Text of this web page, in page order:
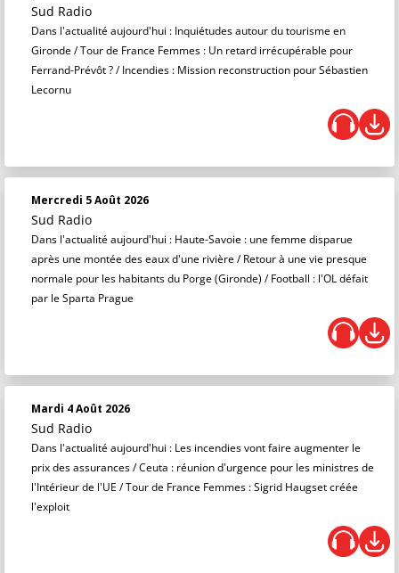
Sud Radio
Dans l'actualité aujourd'hui : Inquiétudes autour du tourisme en
Gironde / Tour de France Femmes : Un retard irrécupérable pour
Ferrand-Prévôt ? / Incendies : Mission reconstruction pour Sébastien
Lecornu
Mercredi 5 Août 2026
Sud Radio
Dans l'actualité aujourd'hui : Haute-Savoie : une femme disparue
après une montée des eaux d'une rivière / Retour à une vie presque
normale pour les habitants du Porge (Gironde) / Football : l'OL défait
par le Sparta Prague
Mardi 4 Août 2026
Sud Radio
Dans l'actualité aujourd'hui : Les incendies vont faire augmenter le
prix des assurances / Ceuta : réunion d'urgence pour les ministres de
l'Intérieur de l'UE / Tour de France Femmes : Sigrid Haugset créée
l'exploit